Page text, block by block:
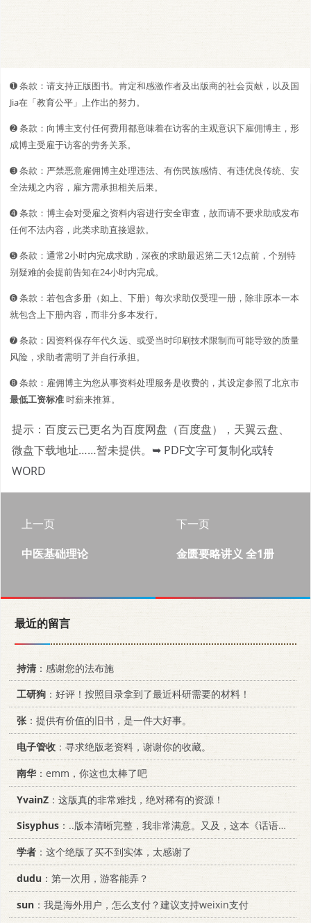
➊️ 条款：请支持正版图书。肯定和感激作者及出版商的社会贡献，以及国
Jia在「教育公平」上作出的努力。
➋️️ 条款：向博主支付任何费用都意味着在访客的主观意识下雇佣博主，形
成博主受雇于访客的劳务关系。
➌ 条款：严禁恶意雇佣博主处理违法、有伤民族感情、有违优良传统、安
全法规之内容，雇方需承担相关后果。
➍ 条款：博主会对受雇之资料内容进行安全审查，故而请不要求助或发布
任何不法内容，此类求助直接退款。
➎ 条款：通常2小时内完成求助，深夜的求助最迟第二天12点前，个别特
别疑难的会提前告知在24小时内完成。
➏ 条款：若包含多册（如上、下册）每次求助仅受理一册，除非原本一本
就包含上下册内容，而非分多本发行。
➐ 条款：因资料保存年代久远、或受当时印刷技术限制而可能导致的质量
风险，求助者需明了并自行承担。
➑ 条款：雇佣博主为您从事资料处理服务是收费的，其设定参照了北京市
最低工资标准时薪来推算。
提示：百度云已更名为百度网盘（百度盘），天翼云盘、
微盘下载地址……暂未提供。 ➥ PDF文字可复制化或转
WORD
上一页
中医基础理论
下一页
金匮要略讲义 全1册
最近的留言
持清：感谢您的法布施
工研狗 ：好评！按照目录拿到了最近科研需要的材料！
张：提供有价值的旧书，是一件大好事。
电子管收 ：寻求绝版老资料，谢谢你的收藏。
南华：emm，你这也太棒了吧
YvainZ ：这版真的非常难找，绝对稀有的资源！
Sisyphus ：..版本清晰完整，我非常满意。又及，这本《话语的真相》...
学者 ：这个绝版了买不到实体，太感谢了
dudu ：第一次用，游客能弄？
sun ：我是海外用户，怎么支付？建议支持weixin支付